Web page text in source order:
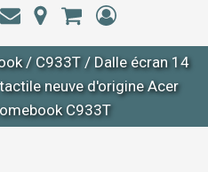
/ C933T/ Dalle écran 14
neuve d'origine Acer
C933T